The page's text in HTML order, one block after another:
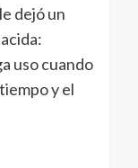
dejó un
uso cuando
y el